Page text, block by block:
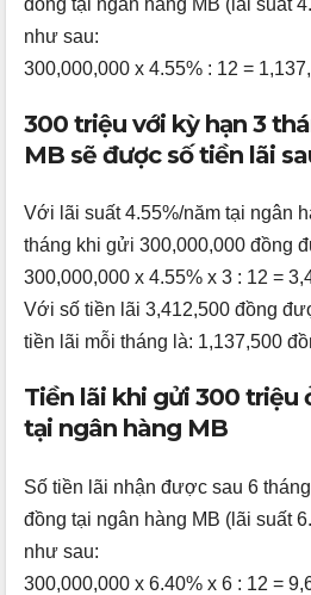
như sau:
300,000,000 x 4.55% : 12 =
300 triệu với kỳ hạn 3
MB sẽ được số tiền lãi
Với lãi suất 4.55%/năm tại ngân
tháng khi gửi 300,000,000 đồng
300,000,000 x 4.55% x 3 : 12 =
Với số tiền lãi 3,412,500 đồng
tiền lãi mỗi tháng là: 1,137,500
Tiền lãi khi gửi 300 triệu
tại ngân hàng MB
Số tiền lãi nhận được sau 6
đồng tại ngân hàng MB (lãi suất
như sau:
300,000,000 x 6.40% x 6 : 12 =